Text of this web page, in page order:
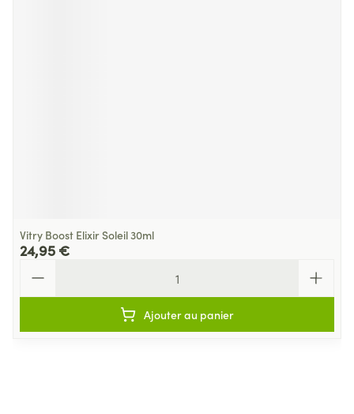
Vitry Boost Elixir Soleil 30ml
24,95 €
Ajouter au panier